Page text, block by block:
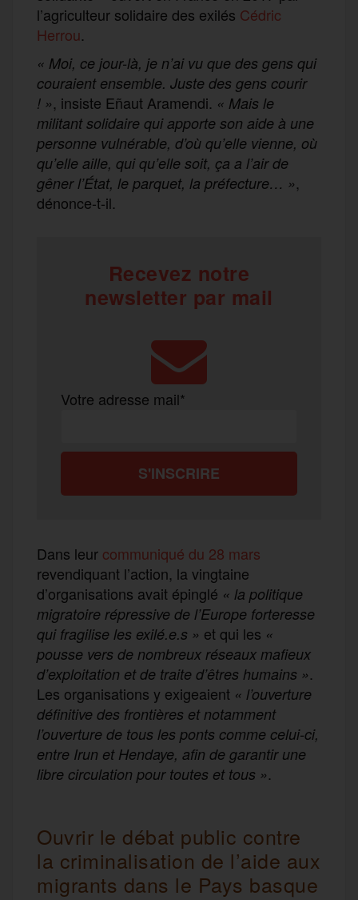
l’agriculteur solidaire des exilés Cédric
Herrou.
« Moi, ce jour-là, je n’ai vu que des gens qui
couraient ensemble. Juste des gens courir
! », insiste Eñaut Aramendi. « Mais le
militant solidaire qui apporte son aide à une
personne vulnérable, d’où qu’elle vienne, où
qu’elle aille, qui qu’elle soit, ça a l’air de
gêner l’État, le parquet, la préfecture… »,
dénonce-t-il.
Recevez notre
newsletter par mail
Votre adresse mail*
Dans leur communiqué du 28 mars
revendiquant l’action, la vingtaine
d’organisations avait épinglé « la politique
migratoire répressive de l’Europe forteresse
qui fragilise les exilé.e.s » et qui les «
pousse vers de nombreux réseaux mafieux
d’exploitation et de traite d’êtres humains ».
Les organisations y exigeaient « l’ouverture
définitive des frontières et notamment
l’ouverture de tous les ponts comme celui-ci,
entre Irun et Hendaye, afin de garantir une
libre circulation pour toutes et tous ».
Ouvrir le débat public contre
la criminalisation de l’aide aux
migrants dans le Pays basque